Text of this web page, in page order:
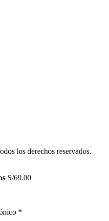
los derechos reservados.
S/69.00
*